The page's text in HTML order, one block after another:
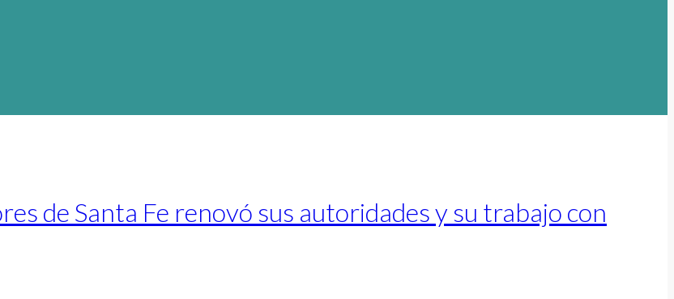
de Santa Fe renovó sus autoridades y su trabajo con